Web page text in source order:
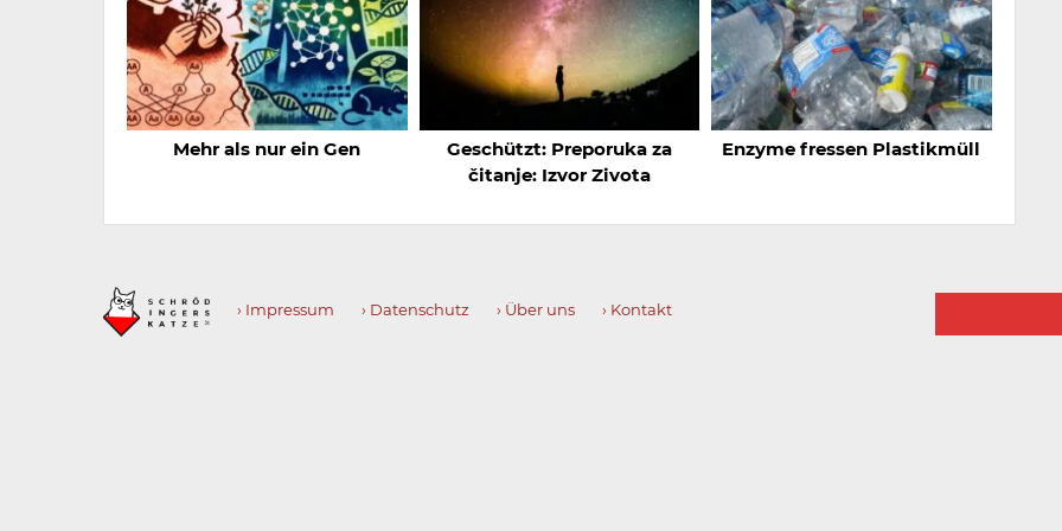
Mehr als nur ein Gen
Geschützt: Preporuka za
čitanje: Izvor Zivota
Enzyme fressen Plastikmüll
› Impressum › Datenschutz › Über uns › Kontakt